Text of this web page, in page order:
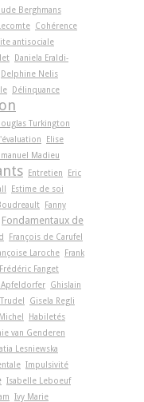
Berghmans
Cohérence
antisociale
Daniela Eraldi-
Delphine Nelis
Délinquance
Turkington
Elise
Madieu
Entretien
Eric
Estime de soi
Fanny
Fondamentaux de
François de Carufel
Laroche Frank
Frédéric Fanget
Apfeldorfer Ghislain
Gisela Regli
Habiletés
van Genderen
Lesniewska
Impulsivité
Isabelle Leboeuf
Ivy Marie